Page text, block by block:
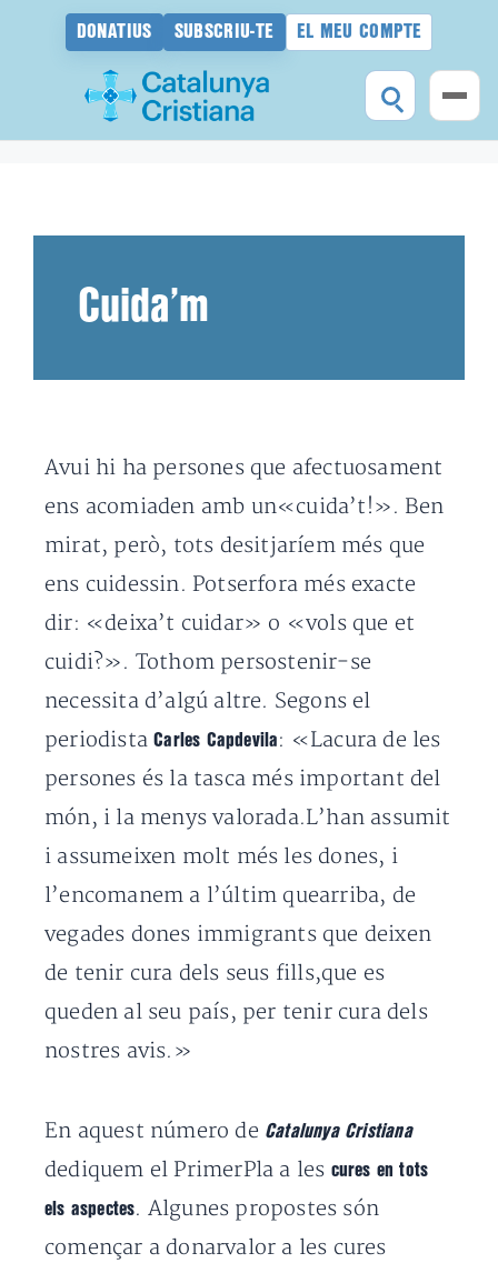
DONATIUS SUBSCRIU-TE EL MEU COMPTE
Cuida’m
Avui hi ha persones que afectuosament
ens acomiaden amb un«cuida’t!». Ben
mirat, però, tots desitjaríem més que
ens cuidessin. Potserfora més exacte
dir: «deixa’t cuidar» o «vols que et
cuidi?». Tothom persostenir-se
necessita d’algú altre. Segons el
periodistaCarles Capdevila : «Lacura de les
persones és la tasca més important del
món, i la menys valorada.L’han assumit
i assumeixen molt més les dones, i
l’encomanem a l’últim quearriba, de
vegades dones immigrants que deixen
de tenir cura dels seus fills,que es
queden al seu país, per tenir cura dels
nostres avis.»
En aquest número de Catalunya Cristiana
dediquem el PrimerPla a les cures en tots
els aspectes. Algunes propostes són
començar a donarvalor a les cures